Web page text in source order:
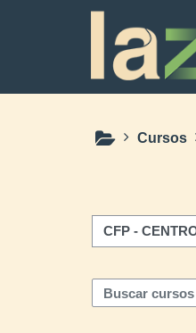
Cursos
Categorías
Buscar cursos